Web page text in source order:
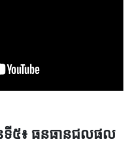
ៀនទី៥៖ ធនធានជលផល